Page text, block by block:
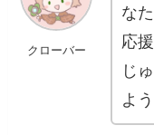
クローバー
な
応援
じ
よ